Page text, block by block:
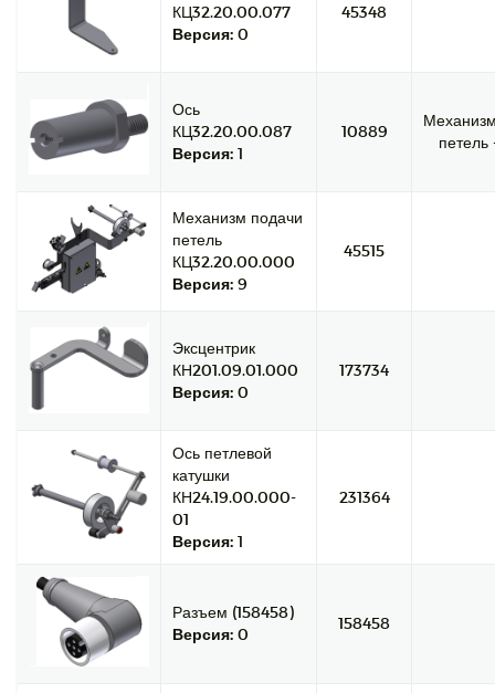
КЦ32.20.00.077
Версия: 0
45348
Ось
КЦ32.20.00.087
Версия: 1
10889
петель
Механизм подачи
петель
КЦ32.20.00.000
Версия: 9
45515
Эксцентрик
КН201.09.01.000
Версия: 0
173734
Ось петлевой
катушки
КН24.19.00.000-
01
Версия: 1
231364
Разъем (158458)
Версия: 0
158458